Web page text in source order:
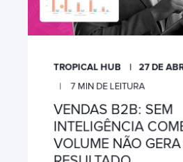
TROPICAL HUB
27 DE
7MIN DE LEITURA
VENDAS B2B: SEM
INTELIGÊNCIA
VOLUME NÃO GERA